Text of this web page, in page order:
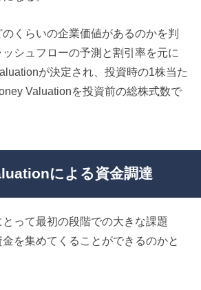
くらいの企業価値があるのかを判
シュフローの予測と割引率を元に
が決定され、投資時の1株当た
Valuationを投資前の総株式数で
による資金調達
って最初の段階での大きな課題
を集めてくることができるのかと